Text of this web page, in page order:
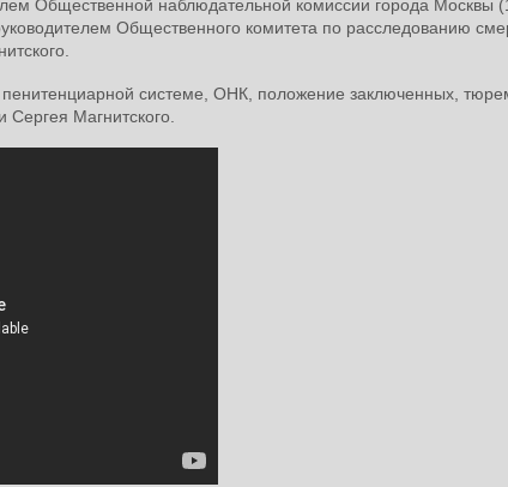
Общественной наблюдательной комиссии города Москвы
Общественного комитета по расследованию
системе, ОНК, положение заключенных,
Магнитского.